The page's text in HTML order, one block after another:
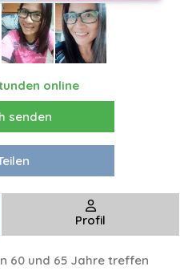
online
senden
Profil
60 und 65 Jahre treffen